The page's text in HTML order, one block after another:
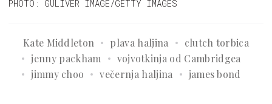
PHOTO: GULIVER IMAGE/GETTY IMAGES
Kate Middleton plava haljina
clutch torbica
jenny packham
vojvotkinja od Cambridgea
jimmy choo
večernja haljina james bond